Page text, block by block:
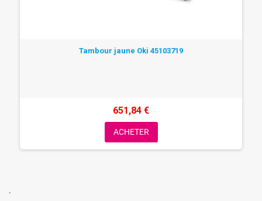
`
Tambour jaune Oki 45103719
651,84 €
ACHETER